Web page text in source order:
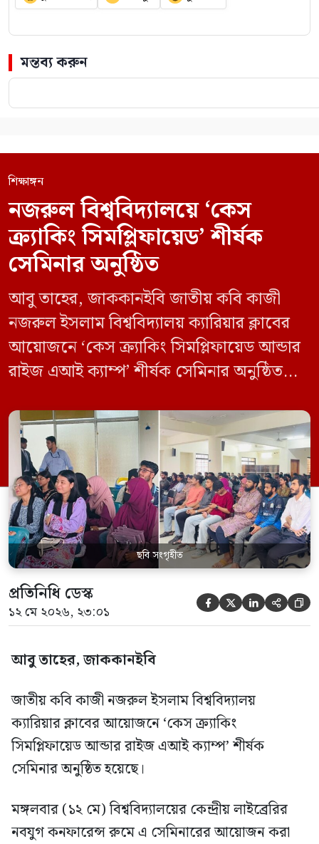
মন্তব্য করুন
শিক্ষাঙ্গন
নজরুল বিশ্ববিদ্যালয়ে ‘কেস
ক্র্যাকিং সিমপ্লিফায়েড’ শীর্ষক
সেমিনার অনুষ্ঠিত
আবু তাহের, জাককানইবি জাতীয় কবি কাজী
নজরুল ইসলাম বিশ্ববিদ্যালয় ক্যারিয়ার ক্লাবের
আয়োজনে ‘কেস ক্র্যাকিং সিমপ্লিফায়েড আন্ডার
রাইজ এআই ক্যাম্প’ শীর্ষক সেমিনার অনুষ্ঠিত
কেন্দ্রীয় লাইব্রেরির নবযুগ কনফারেন্স রুমে এ
সেমিনারের আয়োজন করা হয়। এআই ক্যাম্পের
উদ্যোগে আয়োজিত সেমিনারে প্রধান আলোচক
হিসেবে উপস্থিত ছিলেন রাইজের ডিজিটাল গ্রোথ
হ্যাক ম্যানেজার মো. ইয়াসিন আরাফাত। […]
ছবি সংগৃহীত
প্রতিনিধি ডেস্ক
১২ মে ২০২৬, ২৩:০১     
আবু তাহের, জাককানইবি
জাতীয় কবি কাজী নজরুল ইসলাম বিশ্ববিদ্যালয়
ক্যারিয়ার ক্লাবের আয়োজনে ‘কেস ক্র্যাকিং
সিমপ্লিফায়েড আন্ডার রাইজ এআই ক্যাম্প’ শীর্ষক
সেমিনার অনুষ্ঠিত হয়েছে।
মঙ্গলবার (১২ মে) বিশ্ববিদ্যালয়ের কেন্দ্রীয় লাইব্রেরির
নবযুগ কনফারেন্স রুমে এ সেমিনারের আয়োজন করা